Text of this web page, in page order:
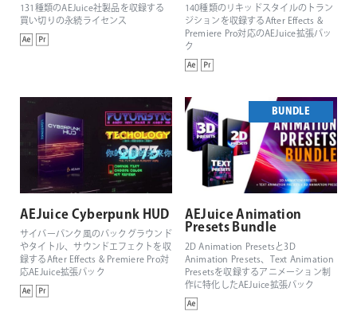
131種類のAEJuice社製品を収録する
買い切りの永続ライセンス
140種類のリキッドスタイルのトラン
ジションを収録するAfter Effects &
Premiere Pro対応のAEJuice拡張パッ
ク
AEJuice Cyberpunk HUD
サイバーパンク風のバックグラウンド
やタイトル、サウンドエフェクトを収
録するAfter Effects & Premiere Pro対
応AEJuice拡張パック
BUNDLE
AEJuice Animation
Presets Bundle
2D Animation Presetsと3D
Animation Presets、Text Animation
Presetsを収録するアニメーション制
作に特化したAEJuice拡張パック